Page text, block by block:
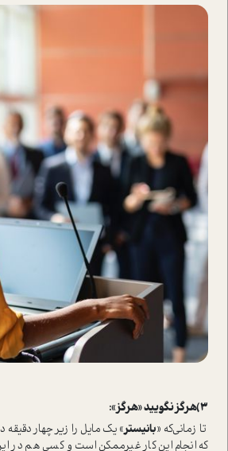
3)هرگز نگویید «هرگز»:
تا زمانی‌که «بانیستر» یک مایل را زیر چهار دقیقه
که انجام این کار غیرممکن ا‌ست و کسی هم در